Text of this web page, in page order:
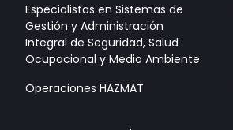
Especialistas en Sistemas de
Gestión y Administración
Integral de Seguridad, Salud
Ocupacional y Medio Ambiente
Operaciones HAZMAT